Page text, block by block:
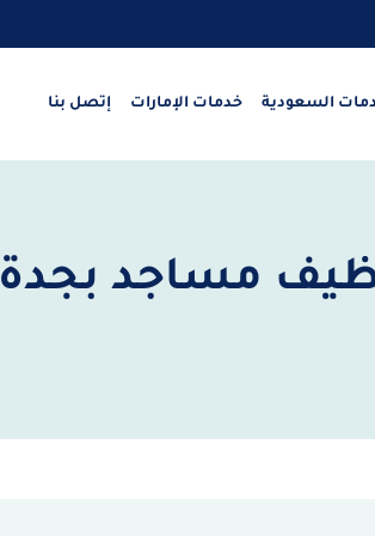
السعودية خدمات الإمارات إتصل بنا
مساجد بجدة